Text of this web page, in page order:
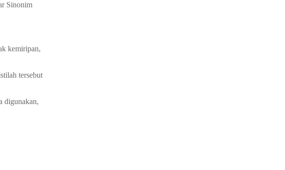
Sinonim
kemiripan,
tersebut
digunakan,